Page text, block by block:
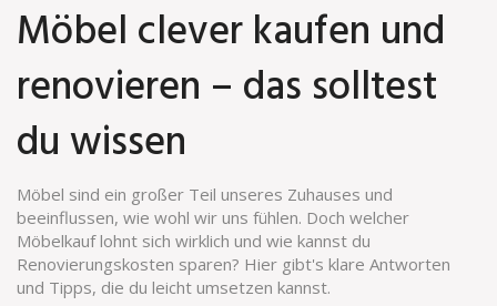
Möbel clever kaufen und
renovieren – das solltest
du wissen
Möbel sind ein großer Teil unseres Zuhauses und
beeinflussen, wie wohl wir uns fühlen. Doch welcher
Möbelkauf lohnt sich wirklich und wie kannst du
Renovierungskosten sparen? Hier gibt's klare Antworten
und Tipps, die du leicht umsetzen kannst.